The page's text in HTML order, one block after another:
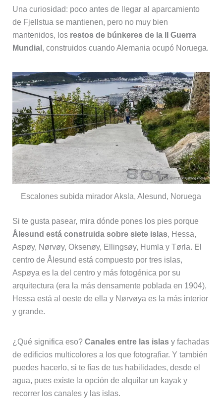
Una curiosidad: poco antes de llegar al aparcamiento
de Fjellstua se mantienen, pero no muy bien
mantenidos, los restos de búnkeres de la II Guerra
Mundial , construidos cuando Alemania ocupó Noruega.
Escalones subida mirador Aksla, Alesund, Noruega
Si te gusta pasear, mira dónde pones los pies porque
Ålesund está construida sobre siete islas, Hessa,
Aspøy, Nørvøy, Oksenøy, Ellingsøy, Humla y Tørla. El
centro de Ålesund está compuesto por tres islas,
Aspøya es la del centro y más fotogénica por su
arquitectura (era la más densamente poblada en 1904),
Hessa está al oeste de ella y Nørvøya es la más interior
y grande.
¿Qué significa eso? Canales entre las islasy fachadas
de edificios multicolores a los que fotografiar. Y también
puedes hacerlo, si te fías de tus habilidades, desde el
agua, pues existe la opción de alquilar un kayak y
recorrer los canales y las islas.